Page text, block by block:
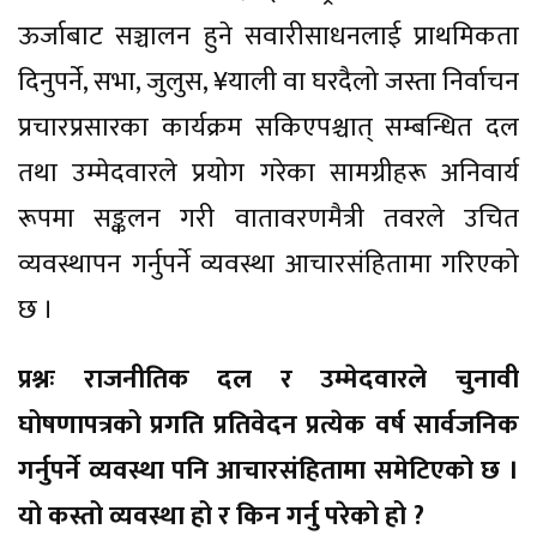
ऊर्जाबाट सञ्चालन हुने सवारीसाधनलाई प्राथमिकता
दिनुपर्ने, सभा, जुलुस, ¥याली वा घरदैलो जस्ता निर्वाचन
प्रचारप्रसारका कार्यक्रम सकिएपश्चात् सम्बन्धित दल
तथा उम्मेदवारले प्रयोग गरेका सामग्रीहरू अनिवार्य
रूपमा सङ्कलन गरी वातावरणमैत्री तवरले उचित
व्यवस्थापन गर्नुपर्ने व्यवस्था आचारसंहितामा गरिएको
छ ।
प्रश्नः राजनीतिक दल र उम्मेदवारले चुनावी
घोषणापत्रको प्रगति प्रतिवेदन प्रत्येक वर्ष सार्वजनिक
गर्नुपर्ने व्यवस्था पनि आचारसंहितामा समेटिएको छ ।
यो कस्तो व्यवस्था हो र किन गर्नु परेको हो ?